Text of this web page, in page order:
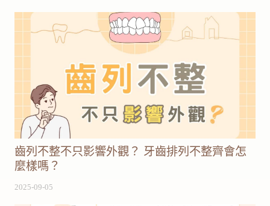
齒列不整不只影響外觀？ 牙齒排列不整齊會怎
麼樣嗎？
2025-09-05